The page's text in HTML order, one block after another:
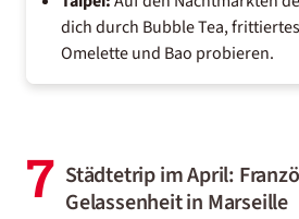
dich durch Bubble Tea,
Omelette und Bao probieren.
7 Städtetrip im April:
Gelassenheit in Marseille